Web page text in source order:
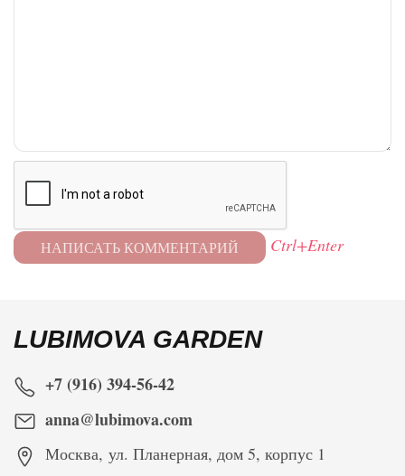
Ctrl+Enter
LUBIMOVA GARDEN
+7 (916) 394-56-42
anna@lubimova.com
Москва, ул. Планерная, дом 5, корпус 1